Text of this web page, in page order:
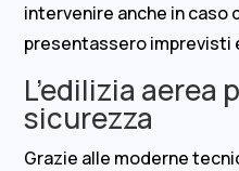
intervenire anche in caso
presentassero imprevisti
L’edilizia aerea
sicurezza
Grazie alle moderne